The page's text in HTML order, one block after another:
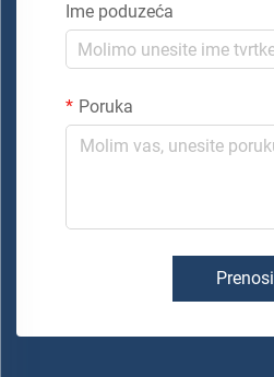
Ime poduzeća
Poruka
Prenosi